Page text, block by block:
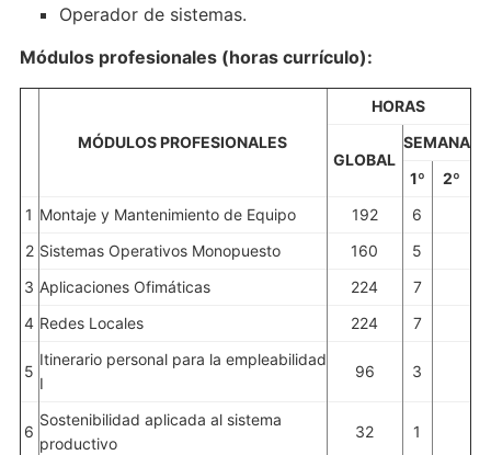
Operador de sistemas.
Módulos profesionales (horas currí­culo):
MÓDULOS PROFESIONALES
HORAS
GLOBAL
SEMANA
1º
2º
1 Montaje y Mantenimiento de Equipo 192
6
2 Sistemas Operativos Monopuesto 160
5
3 Aplicaciones Ofimáticas 224
7
4 Redes Locales 224 7
5
Itinerario personal para la empleabilidad
I
96 3
6
Sostenibilidad aplicada al sistema
productivo
32 1